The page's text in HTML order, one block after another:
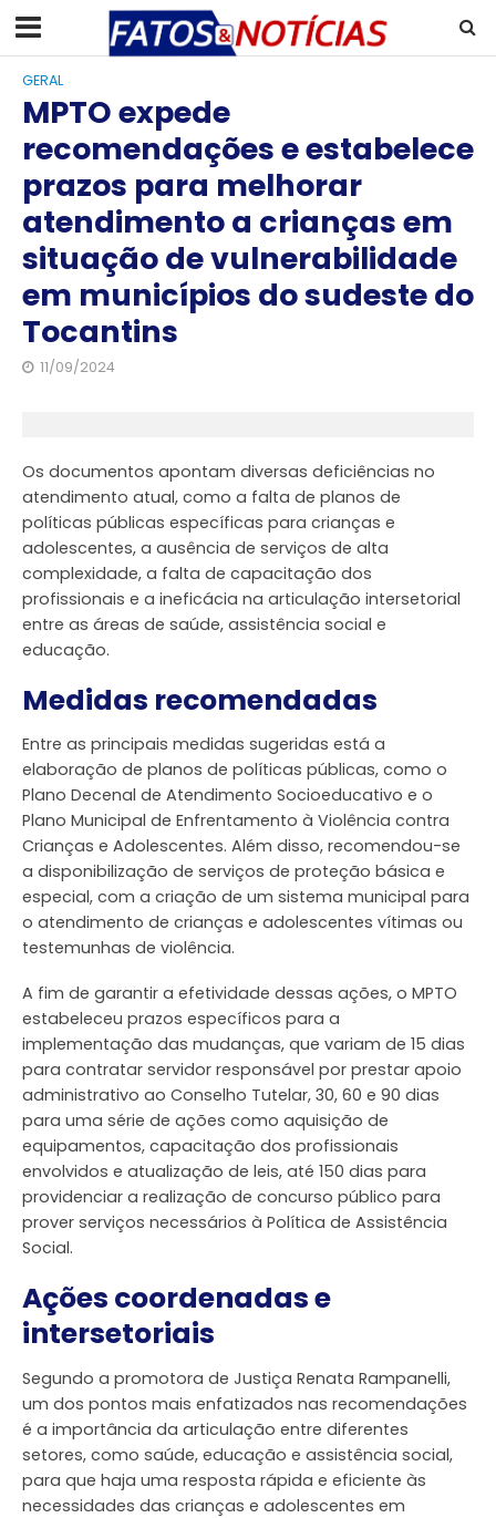
GERAL
MPTO expede
recomendações e estabelece
prazos para melhorar
atendimento a crianças em
situação de vulnerabilidade
em municípios do sudeste do
Tocantins
11/09/2024
Os documentos apontam diversas deficiências no
atendimento atual, como a falta de planos de
políticas públicas específicas para crianças e
adolescentes, a ausência de serviços de alta
complexidade, a falta de capacitação dos
profissionais e a ineficácia na articulação intersetorial
entre as áreas de saúde, assistência social e
educação.
Medidas recomendadas
Entre as principais medidas sugeridas está a
elaboração de planos de políticas públicas, como o
Plano Decenal de Atendimento Socioeducativo e o
Plano Municipal de Enfrentamento à Violência contra
Crianças e Adolescentes. Além disso, recomendou-se
a disponibilização de serviços de proteção básica e
especial, com a criação de um sistema municipal para
o atendimento de crianças e adolescentes vítimas ou
testemunhas de violência.
A fim de garantir a efetividade dessas ações, o MPTO
estabeleceu prazos específicos para a
implementação das mudanças, que variam de 15 dias
para contratar servidor responsável por prestar apoio
administrativo ao Conselho Tutelar, 30, 60 e 90 dias
para uma série de ações como aquisição de
equipamentos, capacitação dos profissionais
envolvidos e atualização de leis, até 150 dias para
providenciar a realização de concurso público para
prover serviços necessários à Política de Assistência
Social.
Ações coordenadas e
intersetoriais
Segundo a promotora de Justiça Renata Rampanelli,
um dos pontos mais enfatizados nas recomendações
é a importância da articulação entre diferentes
setores, como saúde, educação e assistência social,
para que haja uma resposta rápida e eficiente às
necessidades das crianças e adolescentes em